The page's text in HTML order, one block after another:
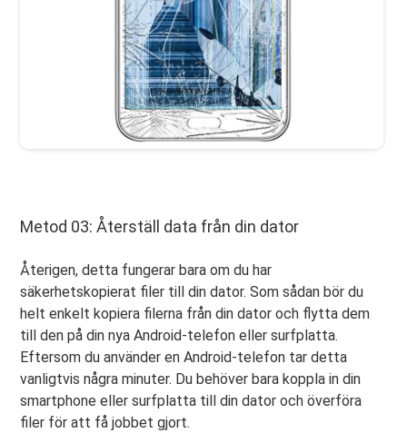
Metod 03: Återställ data från din dator
Återigen, detta fungerar bara om du har
säkerhetskopierat filer till din dator. Som sådan bör du
helt enkelt kopiera filerna från din dator och flytta dem
till den på din nya Android-telefon eller surfplatta.
Eftersom du använder en Android-telefon tar detta
vanligtvis några minuter. Du behöver bara koppla in din
smartphone eller surfplatta till din dator och överföra
filer för att få jobbet gjort.